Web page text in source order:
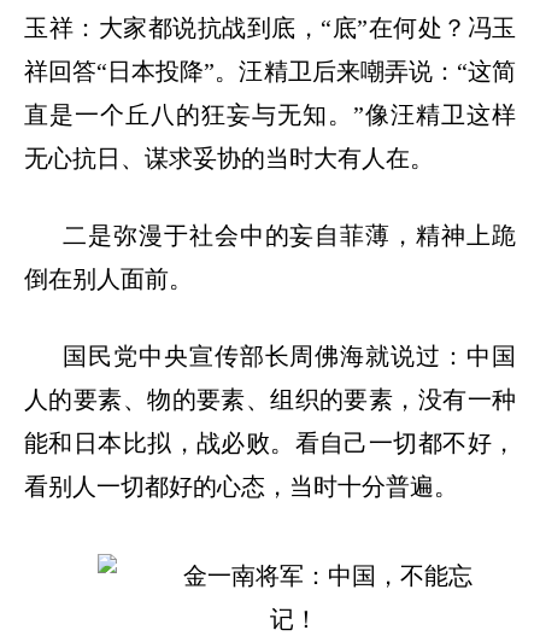
玉祥：大家都说抗战到底，“底”在何处？冯玉
祥回答“日本投降”。汪精卫后来嘲弄说：“这简
直是一个丘八的狂妄与无知。”像汪精卫这样
无心抗日、谋求妥协的当时大有人在。
二是弥漫于社会中的妄自菲薄，精神上跪
倒在别人面前。
国民党中央宣传部长周佛海就说过：中国
人的要素、物的要素、组织的要素，没有一种
能和日本比拟，战必败。看自己一切都不好，
看别人一切都好的心态，当时十分普遍。